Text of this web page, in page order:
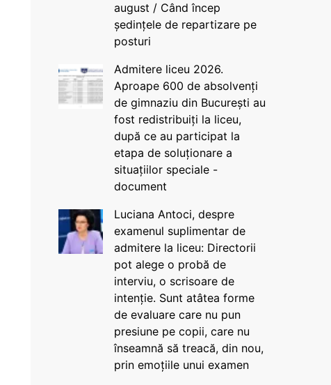
august / Când încep
ședințele de repartizare pe
posturi
Admitere liceu 2026.
Aproape 600 de absolvenți
de gimnaziu din București au
fost redistribuiți la liceu,
după ce au participat la
etapa de soluționare a
situațiilor speciale -
document
Luciana Antoci, despre
examenul suplimentar de
admitere la liceu: Directorii
pot alege o probă de
interviu, o scrisoare de
intenție. Sunt atâtea forme
de evaluare care nu pun
presiune pe copii, care nu
înseamnă să treacă, din nou,
prin emoțiile unui examen